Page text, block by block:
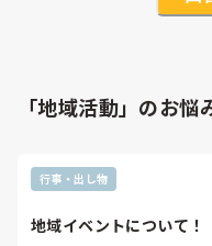
「地域活動」のお悩
行事・出し物
地域イベントについて！